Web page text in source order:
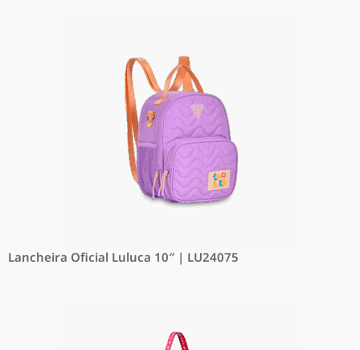
Lancheira Oficial Luluca 10″ | LU24075